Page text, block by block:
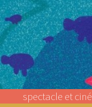
spectacle et